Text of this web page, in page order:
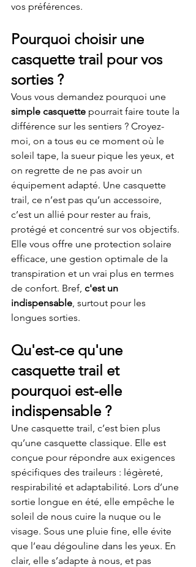
vos préférences.
Pourquoi choisir une
casquette trail pour vos
sorties ?
Vous vous demandez pourquoi une
simple casquette pourrait faire toute la
différence sur les sentiers ? Croyez-
moi, on a tous eu ce moment où le
soleil tape, la sueur pique les yeux, et
on regrette de ne pas avoir un
équipement adapté. Une casquette
trail, ce n’est pas qu’un accessoire,
c’est un allié pour rester au frais,
protégé et concentré sur vos objectifs.
Elle vous offre une protection solaire
efficace, une gestion optimale de la
transpiration et un vrai plus en termes
de confort. Bref, c'est un
indispensable, surtout pour les
longues sorties.
Qu'est-ce qu'une
casquette trail et
pourquoi est-elle
indispensable ?
Une casquette trail, c’est bien plus
qu’une casquette classique. Elle est
conçue pour répondre aux exigences
spécifiques des traileurs : légèreté,
respirabilité et adaptabilité. Lors d’une
sortie longue en été, elle empêche le
soleil de nous cuire la nuque ou le
visage. Sous une pluie fine, elle évite
que l’eau dégouline dans les yeux. En
clair, elle s’adapte à nous, et pas